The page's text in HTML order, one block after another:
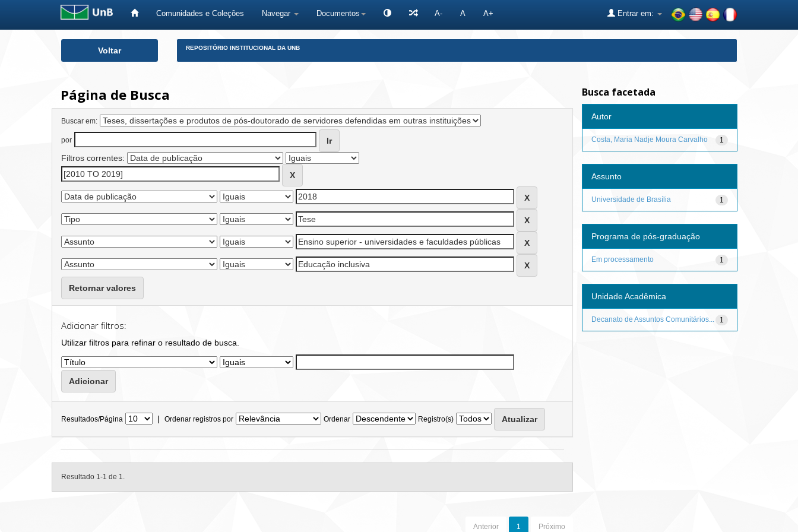
Comunidades e Coleções Navegar Documentos A- A A+ Entrar em:
Voltar REPOSITÓRIO INSTITUCIONAL DA UNB
Página de Busca
Buscar em:
por
Filtros correntes:
Retornar valores
Adicionar filtros:
Utilizar filtros para refinar o resultado de busca.
Resultados/Página | Ordenar registros por Ordenar Registro(s)
Resultado 1-1 de 1.
Anterior 1 Próximo
Busca facetada
Autor
1
Costa, Maria Nadje Moura Carvalho
Assunto
1
Universidade de Brasília
Programa de pós-graduação
1
Em processamento
Unidade Acadêmica
1
Decanato de Assuntos Comunitários...